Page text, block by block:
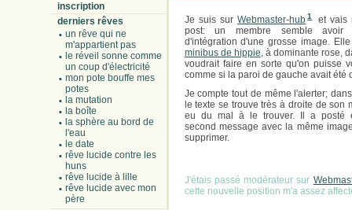
inscription
derniers rêves
un rêve qui ne
m'appartient pas
le réveil sonne comme
un coup d'électricité
mon pote bouffe mes
potes
la mutation
la boîte
la sphère au bord de
l'eau
le date
rêve lucide contre les
huns
rêve lucide à lille
rêve lucide avec mon
père
Je suis surWebmaster-hub 1
et vais
post: un membre semble avoir
d'intégration d'une grosse image.
minibus de hippie, à dominante rose,
voudrait faire en sorte qu'on puisse
comme si la paroi de gauche avait été
Je compte tout de même l'alerter;
le texte se trouve très à droite de son
eu du mal à le trouver. Il a posté
second message avec la même
supprimer.
J'étais passé modérateur sur
cette nouvelle position m'a assez